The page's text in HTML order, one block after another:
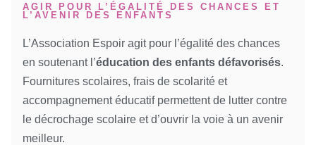
AGIR POUR L’ÉGALITÉ DES CHANCES ET
L’AVENIR DES ENFANTS
L’Association Espoir agit pour l’égalité des chances
en soutenant l’éducation des enfants défavorisés.
Fournitures scolaires, frais de scolarité et
accompagnement éducatif permettent de lutter contre
le décrochage scolaire et d’ouvrir la voie à un avenir
meilleur.